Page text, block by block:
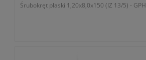
Śrubokręt płaski 1,20x8,0x150 (IZ 13/5) - GPH